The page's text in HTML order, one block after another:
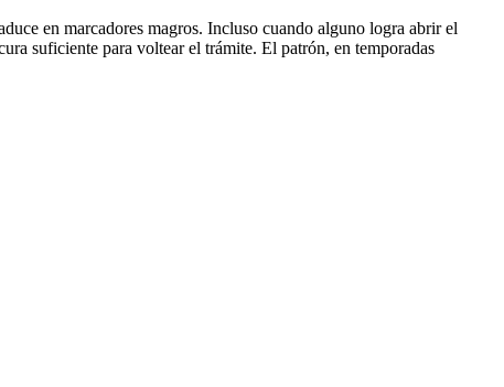
en marcadores magros. Incluso cuando alguno logra abrir el
suficiente para voltear el trámite. El patrón, en temporadas